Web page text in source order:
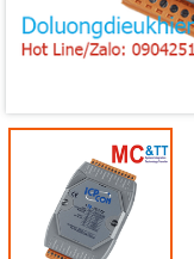
Ngày hết hạn: